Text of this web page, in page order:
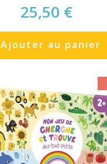
25,50 €
Ajouter au panier